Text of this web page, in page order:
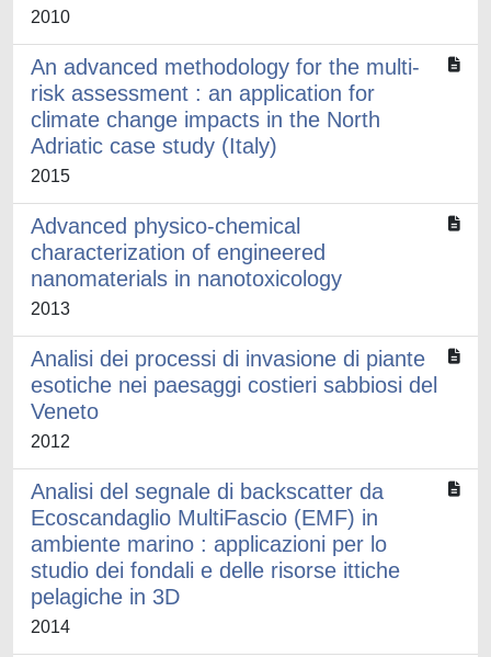
2010
An advanced methodology for the multi-
risk assessment : an application for
climate change impacts in the North
Adriatic case study (Italy)
2015
Advanced physico-chemical
characterization of engineered
nanomaterials in nanotoxicology
2013
Analisi dei processi di invasione di piante
esotiche nei paesaggi costieri sabbiosi del
Veneto
2012
Analisi del segnale di backscatter da
Ecoscandaglio MultiFascio (EMF) in
ambiente marino : applicazioni per lo
studio dei fondali e delle risorse ittiche
pelagiche in 3D
2014